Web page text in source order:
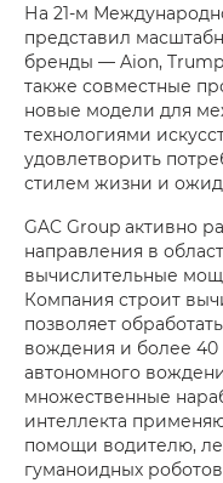
На 21-м
представил
бренды — Aion,
также совместные
новые модели для
технологиями
удовлетворить
стилем жизни и
GAC Group активно
направления в
вычислительные
Компания строит
позволяет
вождения и более
автономного
множественные
интеллекта
помощи водителю,
гуманоидных